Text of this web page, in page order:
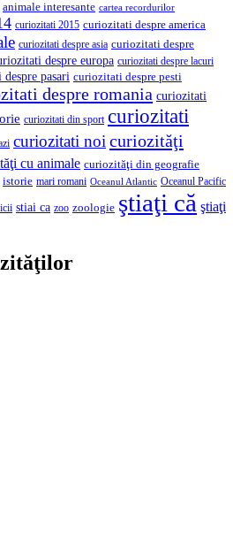
animale interesante cartea recordurilor
curiozitati 2015 curiozitati despre america
curiozitati despre asia curiozitati despre
despre europa curiozitati despre lacuri
pasari curiozitati despre pesti
despre romania curiozitati
curiozitati din sport curiozitati
curiozitati noicuriozităţi
cu animale curiozităţi din geografie
istorie mari romani Oceanul Atlantic Oceanul Pacific
stiai ca zoo zoologie ştiaţi că ştiaţi